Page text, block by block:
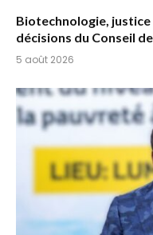
Biotechnologie, justice
décisions du Conseil
5 août 2026